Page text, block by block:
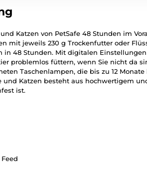
Katzen von PetSafe 48 Stunden im
mit jeweils 230 g Trockenfutter oder
in 48 Stunden. Mit digitalen
problemlos füttern, wenn Sie nicht da
Taschenlampen, die bis zu 12 Monate
Katzen besteht aus hochwertigem
ist.